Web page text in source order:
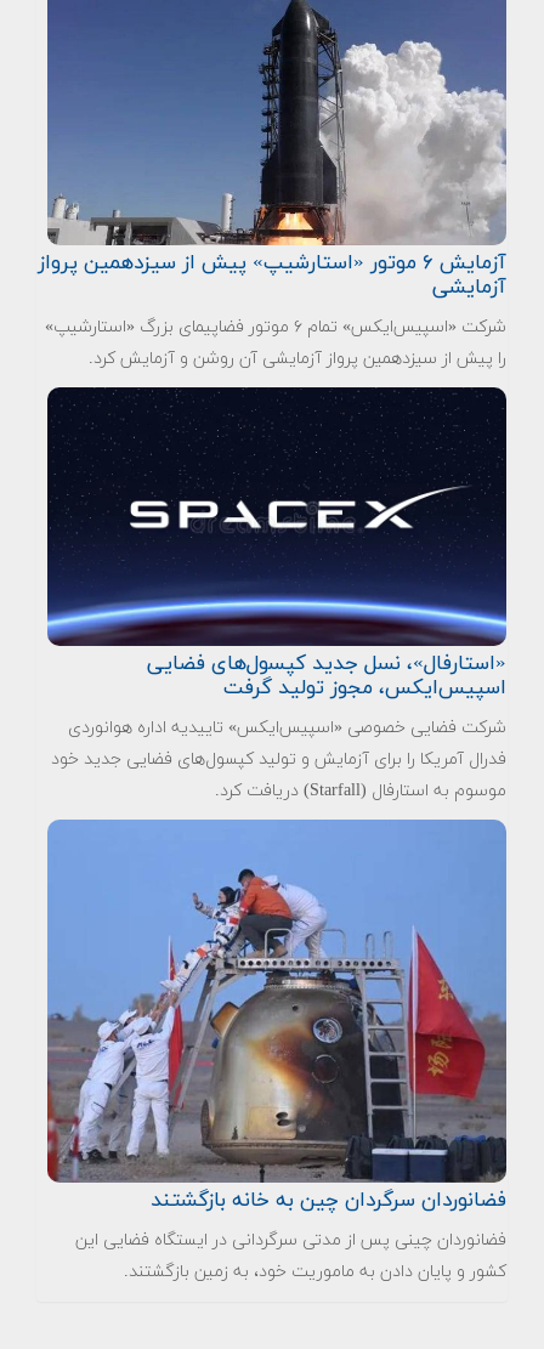
آزمایش ۶ موتور «استارشیپ» پیش از سیزدهمین پرواز
آزمایشی
شرکت «اسپیس‌ایکس» تمام ۶ موتور فضاپیمای بزرگ «استارشیپ»
را پیش از سیزدهمین پرواز آزمایشی آن روشن و آزمایش کرد.
«استارفال»، نسل جدید کپسول‌های فضایی
اسپیس‌ایکس، مجوز تولید گرفت
شرکت فضایی خصوصی «اسپیس‌ایکس» تاییدیه اداره هوانوردی
فدرال آمریکا را برای آزمایش و تولید کپسول‌های فضایی جدید خود
موسوم به استارفال (Starfall) دریافت کرد.
فضانوردان سرگردان چین به خانه بازگشتند
فضانوردان چینی پس از مدتی سرگردانی در ایستگاه فضایی این
کشور و پایان دادن به ماموریت خود، به زمین بازگشتند.